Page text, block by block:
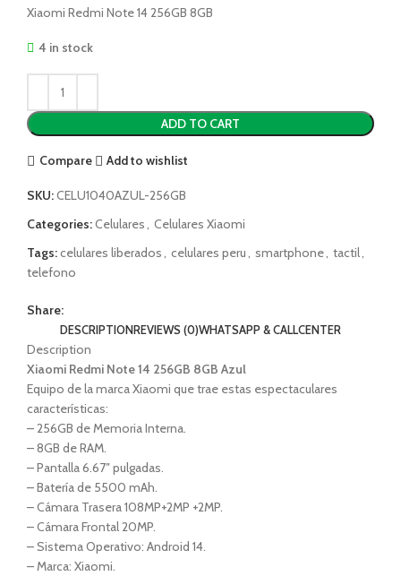
Xiaomi Redmi Note 14 256GB 8GB
4 in stock
ADD TO CART
Compare Add to wishlist
SKU:CELU1040AZUL-256GB
Categories:Celulares
Celulares Xiaomi
Tags:celulares liberados celulares peru smartphone tactil
telefono
Share:
DESCRIPTIONREVIEWS (0)WHATSAPP & CALLCENTER
Description
Xiaomi Redmi Note 14 256GB 8GB Azul
Equipo de la marca Xiaomi que trae estas espectaculares
características:
– 256GB de Memoria Interna.
– 8GB de RAM.
– Pantalla 6.67″ pulgadas.
– Batería de 5500 mAh.
– Cámara Trasera 108MP+2MP +2MP.
– Cámara Frontal 20MP.
– Sistema Operativo: Android 14.
– Marca: Xiaomi.